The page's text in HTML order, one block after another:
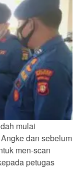
mulai
dan sebelum
men-scan
petugas